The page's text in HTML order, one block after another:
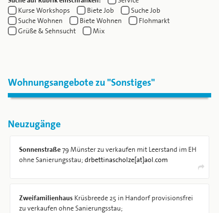
Kurse Workshops
Biete Job
Suche Job
Suche Wohnen
Biete Wohnen
Flohmarkt
Grüße & Sehnsucht
Mix
Wohnungsangebote zu "Sonstiges"
Neuzugänge
Sonnenstraße79 Münster zu verkaufen mit Leerstand im EH
ohne Sanierungsstau; drbettinascholze[at]aol.com
ZweifamilienhausKrüsbreede 25 in Handorf provisionsfrei
zu verkaufen ohne Sanierungsstau;